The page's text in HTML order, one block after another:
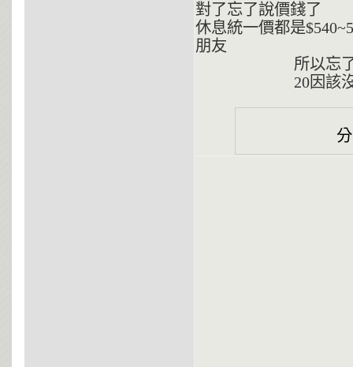
對了忘了說價錢了
休息統一價都是
朋友
所以忘了是
20因該沒關